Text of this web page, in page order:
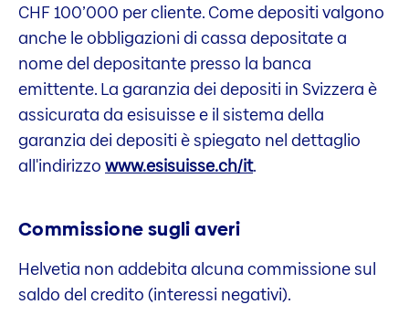
CHF 100’000 per cliente. Come depositi valgono
anche le obbligazioni di cassa depositate a
nome del depositante presso la banca
emittente. La garanzia dei depositi in Svizzera è
assicurata da esisuisse e il sistema della
garanzia dei depositi è spiegato nel dettaglio
all'indirizzo www.esisuisse.ch/it.
Commissione sugli averi
Helvetia non addebita alcuna commissione sul
saldo del credito (interessi negativi).